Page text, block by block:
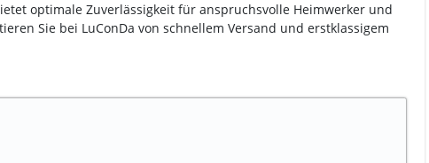
optimale Zuverlässigkeit für anspruchsvolle Heimwerker und
Sie bei LuConDa von schnellem Versand und erstklassigem